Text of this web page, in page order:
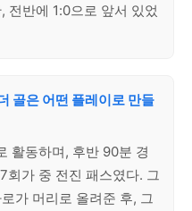
전반에 1:0으로 앞서 있었
골은 어떤 플레이로 만들
활동하며, 후반 90분 경
회가 중 전진 패스였다. 그
가 머리로 올려준 후, 그